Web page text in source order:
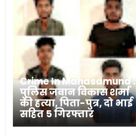
Crime In Mahasamund :
पुलिस जवान विकास शर्मा
की हत्या, पिता-पुत्र, दो भाई
सहित 5 गिरफ्तार